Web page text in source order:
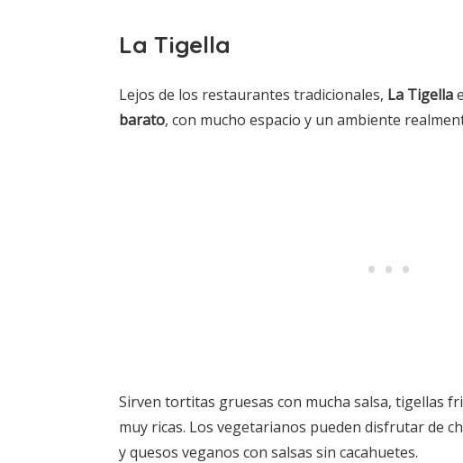
La Tigella
Lejos de los restaurantes tradicionales, La Tigella
barato, con mucho espacio y un ambiente
Sirven tortitas gruesas con mucha salsa, tigellas
muy ricas. Los vegetarianos pueden disfrutar de
y quesos veganos con salsas sin cacahuetes.